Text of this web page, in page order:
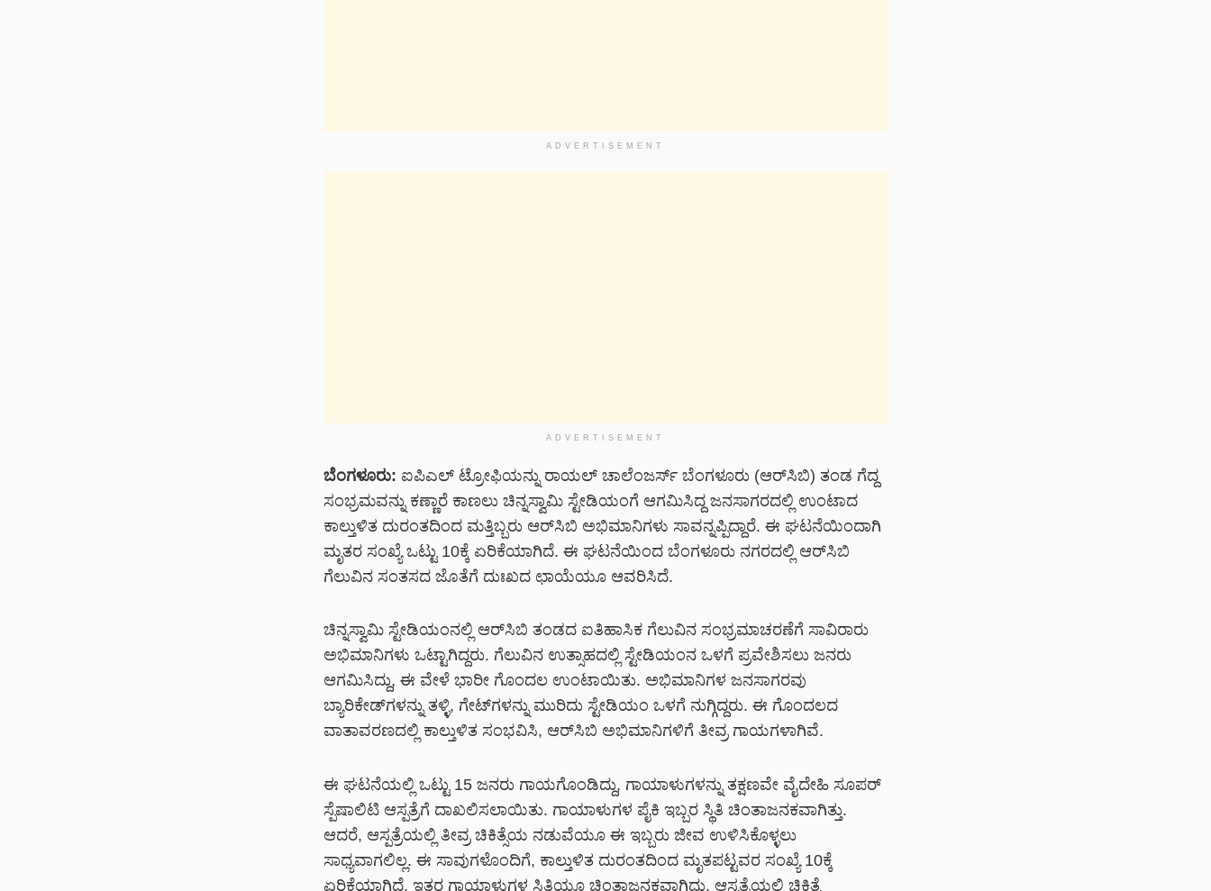
ADVERTISEMENT
ADVERTISEMENT
ಬೆಂಗಳೂರು: ಐಪಿಎಲ್ ಟ್ರೋಫಿಯನ್ನು ರಾಯಲ್ ಚಾಲೆಂಜರ್ಸ್ ಬೆಂಗಳೂರು (ಆರ್‌ಸಿಬಿ) ತಂಡ ಗೆದ್ದ
ಸಂಭ್ರಮವನ್ನು ಕಣ್ಣಾರೆ ಕಾಣಲು ಚಿನ್ನಸ್ವಾಮಿ ಸ್ಟೇಡಿಯಂಗೆ ಆಗಮಿಸಿದ್ದ ಜನಸಾಗರದಲ್ಲಿ ಉಂಟಾದ
ಕಾಲ್ತುಳಿತ ದುರಂತದಿಂದ ಮತ್ತಿಬ್ಬರು ಆರ್‌ಸಿಬಿ ಅಭಿಮಾನಿಗಳು ಸಾವನ್ನಪ್ಪಿದ್ದಾರೆ. ಈ ಘಟನೆಯಿಂದಾಗಿ
ಮೃತರ ಸಂಖ್ಯೆ ಒಟ್ಟು 10ಕ್ಕೆ ಏರಿಕೆಯಾಗಿದೆ. ಈ ಘಟನೆಯಿಂದ ಬೆಂಗಳೂರು ನಗರದಲ್ಲಿ ಆರ್‌ಸಿಬಿ
ಗೆಲುವಿನ ಸಂತಸದ ಜೊತೆಗೆ ದುಃಖದ ಛಾಯೆಯೂ ಆವರಿಸಿದೆ.
ಚಿನ್ನಸ್ವಾಮಿ ಸ್ಟೇಡಿಯಂನಲ್ಲಿ ಆರ್‌ಸಿಬಿ ತಂಡದ ಐತಿಹಾಸಿಕ ಗೆಲುವಿನ ಸಂಭ್ರಮಾಚರಣೆಗೆ ಸಾವಿರಾರು
ಅಭಿಮಾನಿಗಳು ಒಟ್ಟಾಗಿದ್ದರು. ಗೆಲುವಿನ ಉತ್ಸಾಹದಲ್ಲಿ ಸ್ಟೇಡಿಯಂನ ಒಳಗೆ ಪ್ರವೇಶಿಸಲು ಜನರು
ಆಗಮಿಸಿದ್ದು, ಈ ವೇಳೆ ಭಾರೀ ಗೊಂದಲ ಉಂಟಾಯಿತು. ಅಭಿಮಾನಿಗಳ ಜನಸಾಗರವು
ಬ್ಯಾರಿಕೇಡ್‌ಗಳನ್ನು ತಳ್ಳಿ, ಗೇಟ್‌ಗಳನ್ನು ಮುರಿದು ಸ್ಟೇಡಿಯಂ ಒಳಗೆ ನುಗ್ಗಿದ್ದರು. ಈ ಗೊಂದಲದ
ವಾತಾವರಣದಲ್ಲಿ ಕಾಲ್ತುಳಿತ ಸಂಭವಿಸಿ, ಆರ್‌ಸಿಬಿ ಅಭಿಮಾನಿಗಳಿಗೆ ತೀವ್ರ ಗಾಯಗಳಾಗಿವೆ.
ಈ ಘಟನೆಯಲ್ಲಿ ಒಟ್ಟು 15 ಜನರು ಗಾಯಗೊಂಡಿದ್ದು, ಗಾಯಾಳುಗಳನ್ನು ತಕ್ಷಣವೇ ವೈದೇಹಿ ಸೂಪರ್
ಸ್ಪೆಷಾಲಿಟಿ ಆಸ್ಪತ್ರೆಗೆ ದಾಖಲಿಸಲಾಯಿತು. ಗಾಯಾಳುಗಳ ಪೈಕಿ ಇಬ್ಬರ ಸ್ಥಿತಿ ಚಿಂತಾಜನಕವಾಗಿತ್ತು.
ಆದರೆ, ಆಸ್ಪತ್ರೆಯಲ್ಲಿ ತೀವ್ರ ಚಿಕಿತ್ಸೆಯ ನಡುವೆಯೂ ಈ ಇಬ್ಬರು ಜೀವ ಉಳಿಸಿಕೊಳ್ಳಲು
ಸಾಧ್ಯವಾಗಲಿಲ್ಲ. ಈ ಸಾವುಗಳೊಂದಿಗೆ, ಕಾಲ್ತುಳಿತ ದುರಂತದಿಂದ ಮೃತಪಟ್ಟವರ ಸಂಖ್ಯೆ 10ಕ್ಕೆ
ಏರಿಕೆಯಾಗಿದೆ. ಇತರ ಗಾಯಾಳುಗಳ ಸ್ಥಿತಿಯೂ ಚಿಂತಾಜನಕವಾಗಿದ್ದು, ಆಸ್ಪತ್ರೆಯಲ್ಲಿ ಚಿಕಿತ್ಸೆ